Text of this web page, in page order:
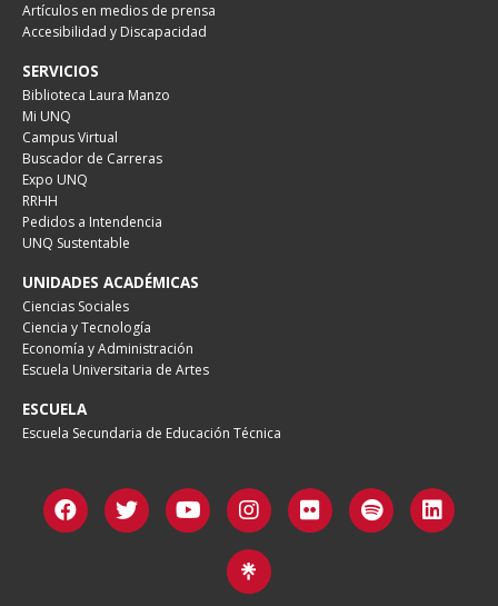
Artículos en medios de prensa
Accesibilidad y Discapacidad
SERVICIOS
Biblioteca Laura Manzo
Mi UNQ
Campus Virtual
Buscador de Carreras
Expo UNQ
RRHH
Pedidos a Intendencia
UNQ Sustentable
UNIDADES ACADÉMICAS
Ciencias Sociales
Ciencia y Tecnología
Economía y Administración
Escuela Universitaria de Artes
ESCUELA
Escuela Secundaria de Educación Técnica